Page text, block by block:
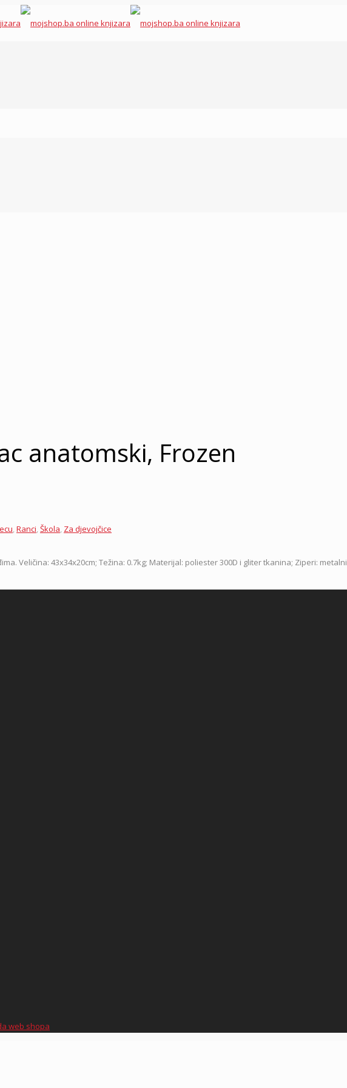
anatomski, Frozen
,Ranci,Škola, Za djevojčice
Veličina: 43x34x20cm; Težina: 0.7kg; Materijal: poliester 300D i gliter tkanina; Ziperi: metalni
web shopa